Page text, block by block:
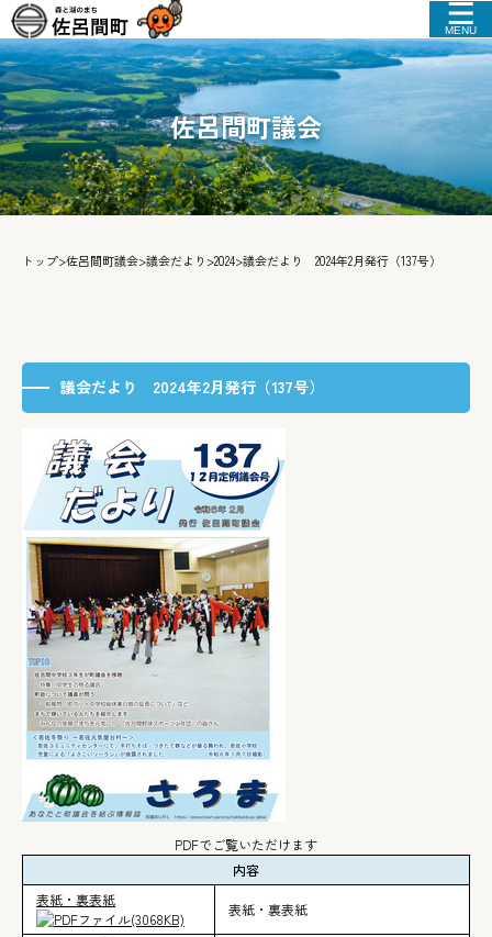
MENU
佐呂間町議会
トップ>佐呂間町議会>議会だより >2024>議会だより 2024年2月発行（137号）
議会だより 2024年2月発行（137号）
PDFでご覧いただけます
内容
表紙・裏表紙
(3068KB)
表紙・裏表紙